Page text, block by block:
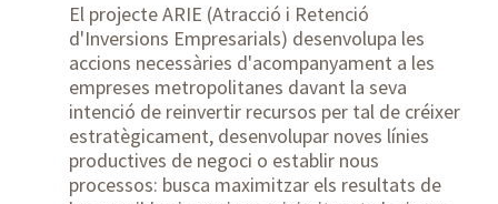
El projecte ARIE (Atracció i Retenció
d'Inversions Empresarials) desenvolupa les
accions necessàries d'acompanyament a les
empreses metropolitanes davant la seva
intenció de reinvertir recursos per tal de créixer
estratègicament, desenvolupar noves línies
productives de negoci o establir nous
processos: busca maximitzar els resultats de